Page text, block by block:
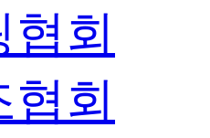
협회
협회